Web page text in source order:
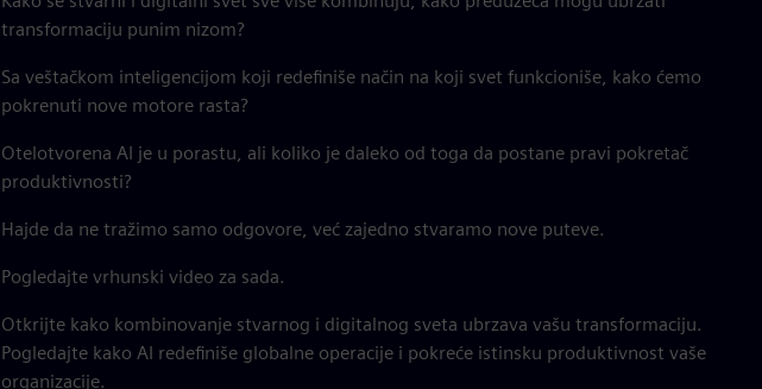
transformaciju punim nizom?
Sa veštačkom inteligencijom koji redefiniše način na koji svet funkcioniše, kako ćemo
pokrenuti nove motore rasta?
Otelotvorena AI je u porastu, ali koliko je daleko od toga da postane pravi pokretač
produktivnosti?
Hajde da ne tražimo samo odgovore, već zajedno stvaramo nove puteve.
Pogledajte vrhunski video za sada.
Otkrijte kako kombinovanje stvarnog i digitalnog sveta ubrzava vašu transformaciju.
Pogledajte kako AI redefiniše globalne operacije i pokreće istinsku produktivnost vaše
organizacije.